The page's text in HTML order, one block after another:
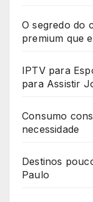
O segredo do
premium que
IPTV para
para Assistir
Consumo
necessidade
Destinos
Paulo